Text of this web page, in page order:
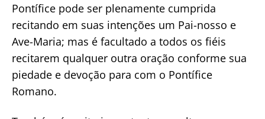
Pontífice pode ser plenamente cumprida
recitando em suas intenções um Pai-nosso e
Ave-Maria; mas é facultado a todos os fiéis
recitarem qualquer outra oração conforme sua
piedade e devoção para com o Pontífice
Romano.